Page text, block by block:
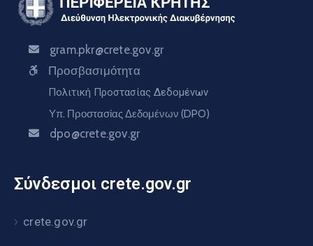
gram.pkr@crete.gov.gr
Προσβασιμότητα
Πολιτική Προστασίας Δεδομένων
Υπ. Προστασίας Δεδομένων (DPO)
dpo@crete.gov.gr
Σύνδεσμοι crete.gov.gr
crete.gov.gr